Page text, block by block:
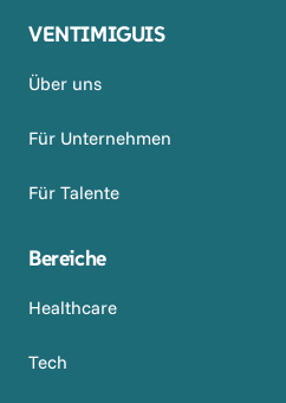
VENTIMIGUIS
Über uns
Für Unternehmen
Für Talente
Bereiche
Healthcare
Tech